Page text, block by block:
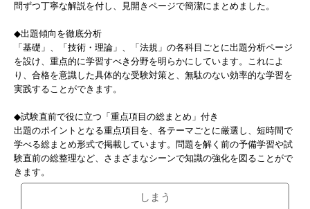
問ずつ丁寧な解説を付し、見開きページで簡潔にまとめました。
◆出題傾向を徹底分析
「基礎」、「技術・理論」、「法規」の各科目ごとに出題分析ページ
を設け、重点的に学習すべき分野を明らかにしています。これによ
り、合格を意識した具体的な受験対策と、無駄のない効率的な学習を
実践することができます。
◆試験直前で役に立つ「重点項目の総まとめ」付き
出題のポイントとなる重点項目を、各テーマごとに厳選し、短時間で
学べる総まとめ形式で掲載しています。問題を解く前の予備学習や試
験直前の総整理など、さまざまなシーンで知識の強化を図ることがで
きます。
しまう